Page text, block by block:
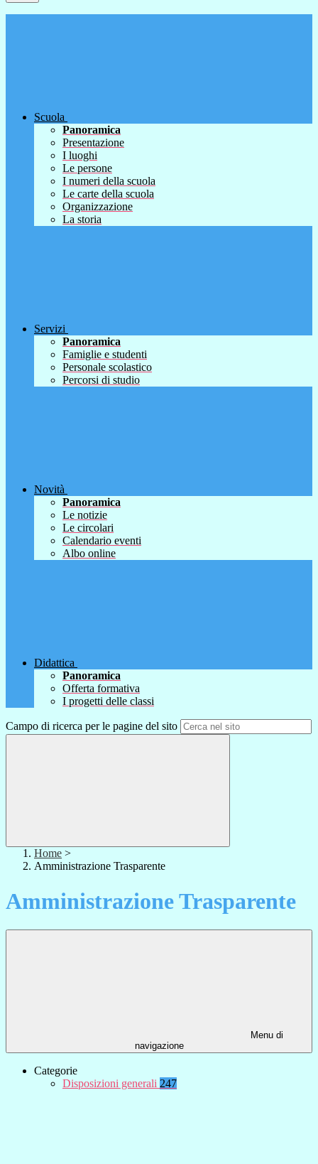
Scuola
Panoramica
Presentazione
I luoghi
Le persone
I numeri della scuola
Le carte della scuola
Organizzazione
La storia
Servizi
Panoramica
Famiglie e studenti
Personale scolastico
Percorsi di studio
Novità
Panoramica
Le notizie
Le circolari
Calendario eventi
Albo online
Didattica
Panoramica
Offerta formativa
I progetti delle classi
Campo di ricerca per le pagine del sito
Home >
Amministrazione Trasparente
Amministrazione Trasparente
Menu di
navigazione
Categorie
Disposizioni generali 247